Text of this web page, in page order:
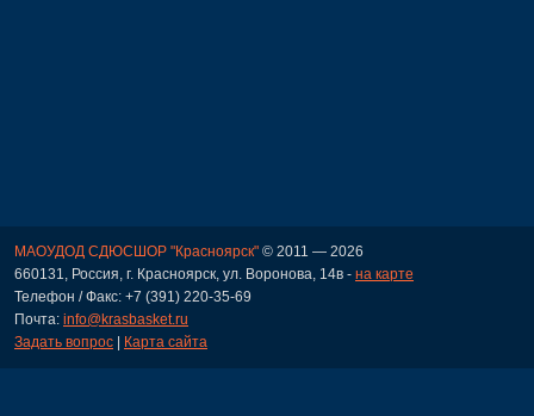
МАОУДОД СДЮСШОР "Красноярск" © 2011 — 2026
660131, Россия, г. Красноярск, ул. Воронова, 14в - на карте
Телефон / Факс: +7 (391) 220-35-69
Почта: info@krasbasket.ru
Задать вопрос | Карта сайта